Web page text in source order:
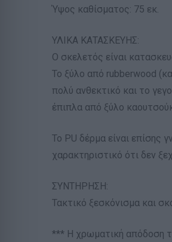
Ύψος καθίσματος: 75 εκ.
ΥΛΙΚΑ ΚΑΤΑΣΚΕΥΗΣ:
Ο σκελετός είναι
Το ξύλο από rubberwood
πολύ ανθεκτικό και το
έπιπλα από ξύλο
Το PU δέρμα είναι επίσης
χαρακτηριστικό ότι δεν
ΣΥΝΤΗΡΗΣΗ:
Τακτικό ξεσκόνισμα και
*** Η χρωματική απόδοση